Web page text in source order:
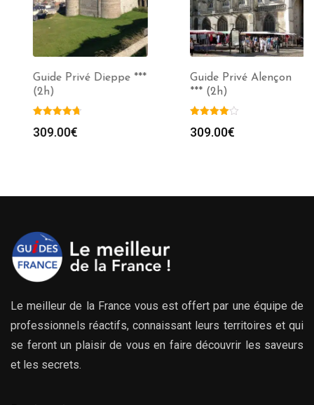
Guide Privé Dieppe ***
(2h)
309.00€
Guide Privé Alençon
*** (2h)
309.00€
Le meilleur de la France vous est offert par une équipe de
professionnels réactifs, connaissant leurs territoires et qui
se feront un plaisir de vous en faire découvrir les saveurs
et les secrets.